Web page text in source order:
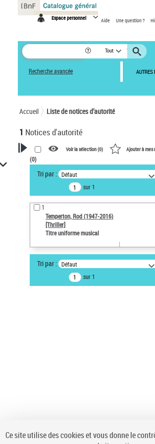
Espace personnel Aide Une question ?
Tout
Recherche avancée AUTRES
Accueil Liste de notices d’autorité
1 Notices d'autorité
VOTRE RECHERCHE
Recherche avancée dans les
notices d’autorité
Œuvres liées à l'auteur :
Temperton, Rod (1947-2016)
Auteur d’œuvre
Type de notice d'autorité
Voir la sélection (0) Ajouter à mes
(0)
Tri par : Défaut
sur 1
1
Temperton, Rod (1947-2016)
[Thriller]
Titre uniforme musical
Tri par : Défaut
sur 1
Panneau de gestion des cookies
Ce site utilise des cookies et vous donne le